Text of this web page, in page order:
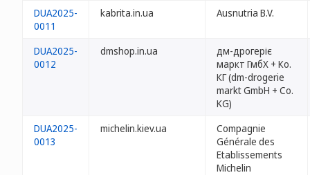
DUA2025-
0011
kabrita.in.ua Ausnutria B.V.
DUA2025-
0012
dmshop.in.ua
дм-дрогеріє
маркт ГмбХ + Ко.
КГ (dm-drogerie
markt GmbH + Co.
KG)
DUA2025-
0013
michelin.kiev.ua
Compagnie
Générale des
Etablissements
Michelin